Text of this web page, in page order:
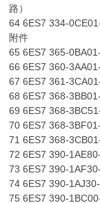
路）
64 6ES7 334-
附件
65 6ES7 365-
66 6ES7 360-
67 6ES7 361-
68 6ES7 368-
69 6ES7 368-
70 6ES7 368-
71 6ES7 368-
72 6ES7 390-
73 6ES7 390-
74 6ES7 390-
75 6ES7 390-